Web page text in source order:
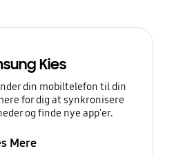
Kies
din mobiltelefon til din
for dig at synkronisere
og finde nye app'er.
Mere